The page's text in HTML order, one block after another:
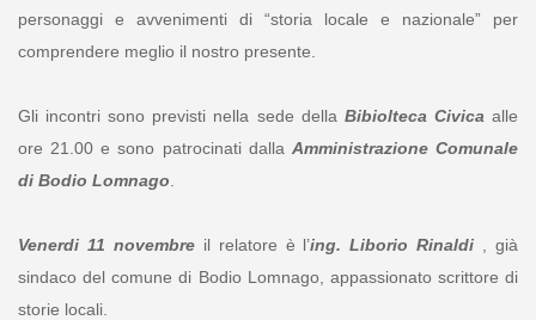
personaggi e avvenimenti di “storia locale e nazionale” per
comprendere meglio il nostro presente.
Gli incontri sono previsti nella sede della Bibiolteca Civica alle
ore 21.00 e sono patrocinati dalla Amministrazione Comunale
di Bodio Lomnago
Venerdi 11 novembreil relatore è l’ing. Liborio Rinaldi , già
sindaco del comune di Bodio Lomnago, appassionato scrittore di
storie locali.